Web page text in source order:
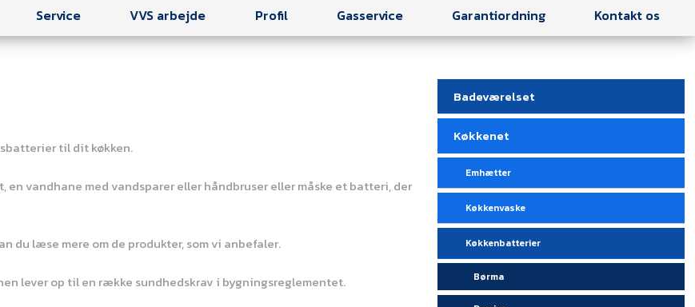
Service VVS arbejde Profil Gasservice Garantiordning Kontakt os
til dit køkken.
vandhane med vandsparer eller håndbruser eller måske et batteri, der
du læse mere om de produkter, som vi anbefaler.
lever op til en række sundhedskrav i bygningsreglementet.
Badeværelset
Køkkenet
Emhætter
Køkkenvaske
Køkkenbatterier
Børma